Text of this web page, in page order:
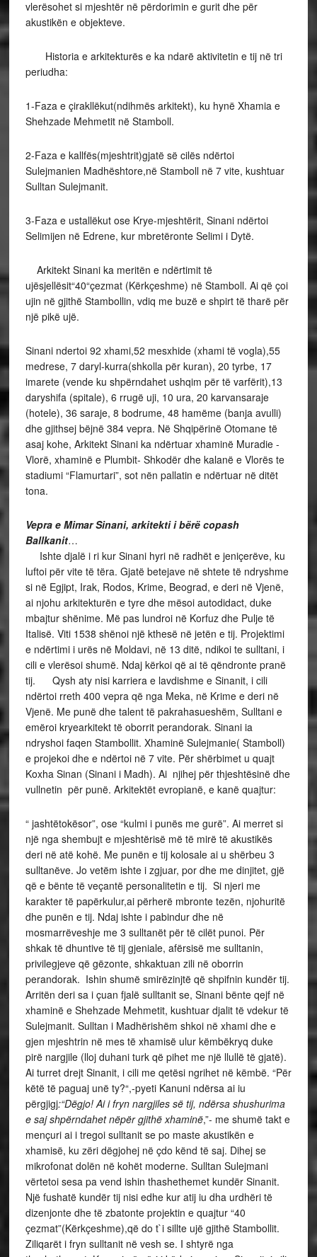
vlerësohet si mjeshtër në përdorimin e gurit dhe për
akustikën e objekteve.
Historia e arkitekturës e ka ndarë aktivitetin e tij në tri
periudha:
1-Faza e çirakllëkut(ndihmës arkitekt), ku hynë Xhamia e
Shehzade Mehmetit në Stamboll.
2-Faza e kallfës(mjeshtrit)gjatë së cilës ndërtoi
Sulejmanien Madhështore,në Stamboll në 7 vite, kushtuar
Sulltan Sulejmanit.
3-Faza e ustallëkut ose Krye-mjeshtërit, Sinani ndërtoi
Selimijen në Edrene, kur mbretëronte Selimi i Dytë.
Arkitekt Sinani ka meritën e ndërtimit të
ujësjellësit“40“çezmat (Kërkçeshme) në Stamboll. Ai që çoi
ujin në gjithë Stambollin, vdiq me buzë e shpirt të tharë për
një pikë ujë.
Sinani ndertoi 92 xhami,52 mesxhide (xhami të vogla),55
medrese, 7 daryl-kurra(shkolla për kuran), 20 tyrbe, 17
imarete (vende ku shpërndahet ushqim për të varfërit),13
daryshifa (spitale), 6 rrugë uji, 10 ura, 20 karvansaraje
(hotele), 36 saraje, 8 bodrume, 48 hamëme (banja avulli)
dhe gjithsej bëjnë 384 vepra. Në Shqipërinë Otomane të
asaj kohe, Arkitekt Sinani ka ndërtuar xhaminë Muradie -
Vlorë, xhaminë e Plumbit- Shkodër dhe kalanë e Vlorës te
stadiumi “Flamurtari”, sot nën pallatin e ndërtuar në ditët
tona.
Vepra e Mimar Sinani, arkitekti i bërë copash
Ballkanit…
Ishte djalë i ri kur Sinani hyri në radhët e jeniçerëve, ku
luftoi për vite të tëra. Gjatë betejave në shtete të ndryshme
si në Egjipt, Irak, Rodos, Krime, Beograd, e deri në Vjenë,
ai njohu arkitekturën e tyre dhe mësoi autodidact, duke
mbajtur shënime. Më pas lundroi në Korfuz dhe Pulje të
Italisë. Viti 1538 shënoi një kthesë në jetën e tij. Projektimi
e ndërtimi i urës në Moldavi, në 13 ditë, ndikoi te sulltani, i
cili e vlerësoi shumë. Ndaj kërkoi që ai të qëndronte pranë
tij. Qysh aty nisi karriera e lavdishme e Sinanit, i cili
ndërtoi rreth 400 vepra që nga Meka, në Krime e deri në
Vjenë. Me punë dhe talent të pakrahasueshëm, Sulltani e
emëroi kryearkitekt të oborrit perandorak. Sinani ia
ndryshoi faqen Stambollit. Xhaminë Sulejmanie( Stamboll)
e projekoi dhe e ndërtoi në 7 vite. Për shërbimet u quajt
Koxha Sinan (Sinani i Madh). Ai njihej për thjeshtësinë dhe
vullnetin për punë. Arkitektët evropianë, e kanë quajtur:
“ jashtëtokësor”, ose “kulmi i punës me gurë”. Ai merret si
një nga shembujt e mjeshtërisë më të mirë të akustikës
deri në atë kohë. Me punën e tij kolosale ai u shërbeu 3
sulltanëve. Jo vetëm ishte i zgjuar, por dhe me dinjitet, gjë
që e bënte të veçantë personalitetin e tij. Si njeri me
karakter të papërkulur,ai përherë mbronte tezën, njohuritë
dhe punën e tij. Ndaj ishte i pabindur dhe në
mosmarrëveshje me 3 sulltanët për të cilët punoi. Për
shkak të dhuntive të tij gjeniale, afërsisë me sulltanin,
privilegjeve që gëzonte, shkaktuan zili në oborrin
perandorak. Ishin shumë smirëzinjtë që shpifnin kundër tij.
Arritën deri sa i çuan fjalë sulltanit se, Sinani bënte qejf në
xhaminë e Shehzade Mehmetit, kushtuar djalit të vdekur të
Sulejmanit. Sulltan i Madhërishëm shkoi në xhami dhe e
gjen mjeshtrin në mes të xhamisë ulur këmbëkryq duke
pirë nargjile (lloj duhani turk që pihet me një llullë të gjatë).
Ai turret drejt Sinanit, i cili me qetësi ngrihet në këmbë. “Për
këtë të paguaj unë ty?“,-pyeti Kanuni ndërsa ai iu
përgjigj:“Dëgjo! Ai i fryn nargjiles së tij, ndërsa shushurima
e saj shpërndahet nëpër gjithë xhaminë,”- me shumë takt e
mençuri ai i tregoi sulltanit se po maste akustikën e
xhamisë, ku zëri dëgjohej në çdo kënd të saj. Dihej se
mikrofonat dolën në kohët moderne. Sulltan Sulejmani
vërtetoi sesa pa vend ishin thashethemet kundër Sinanit.
Një fushatë kundër tij nisi edhe kur atij iu dha urdhëri të
dizenjonte dhe të zbatonte projektin e quajtur “40
çezmat”(Kërkçeshme),që do t`i sillte ujë gjithë Stambollit.
Ziliqarët i fryn sulltanit në vesh se. I shtyrë nga